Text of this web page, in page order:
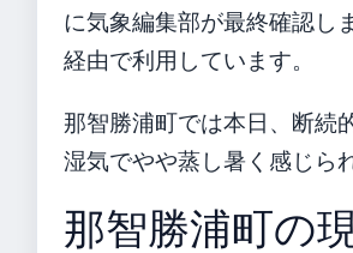
に気象編集部が最終確認し
経由で利用しています。
那智勝浦町では本日、断続
湿気でやや蒸し暑く感じら
那智勝浦町の